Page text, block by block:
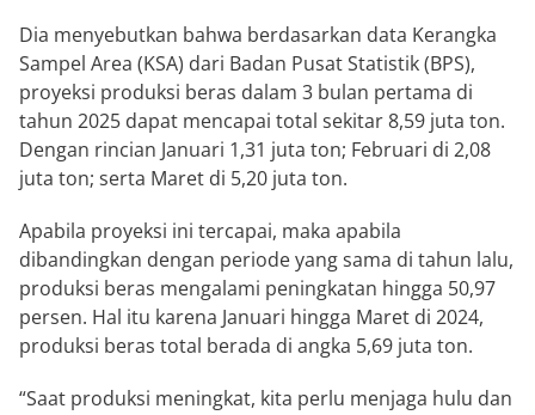
Dia menyebutkan bahwa berdasarkan data Kerangka
Sampel Area (KSA) dari Badan Pusat Statistik (BPS),
proyeksi produksi beras dalam 3 bulan pertama di
tahun 2025 dapat mencapai total sekitar 8,59 juta ton.
Dengan rincian Januari 1,31 juta ton; Februari di 2,08
juta ton; serta Maret di 5,20 juta ton.
Apabila proyeksi ini tercapai, maka apabila
dibandingkan dengan periode yang sama di tahun lalu,
produksi beras mengalami peningkatan hingga 50,97
persen. Hal itu karena Januari hingga Maret di 2024,
produksi beras total berada di angka 5,69 juta ton.
“Saat produksi meningkat, kita perlu menjaga hulu dan